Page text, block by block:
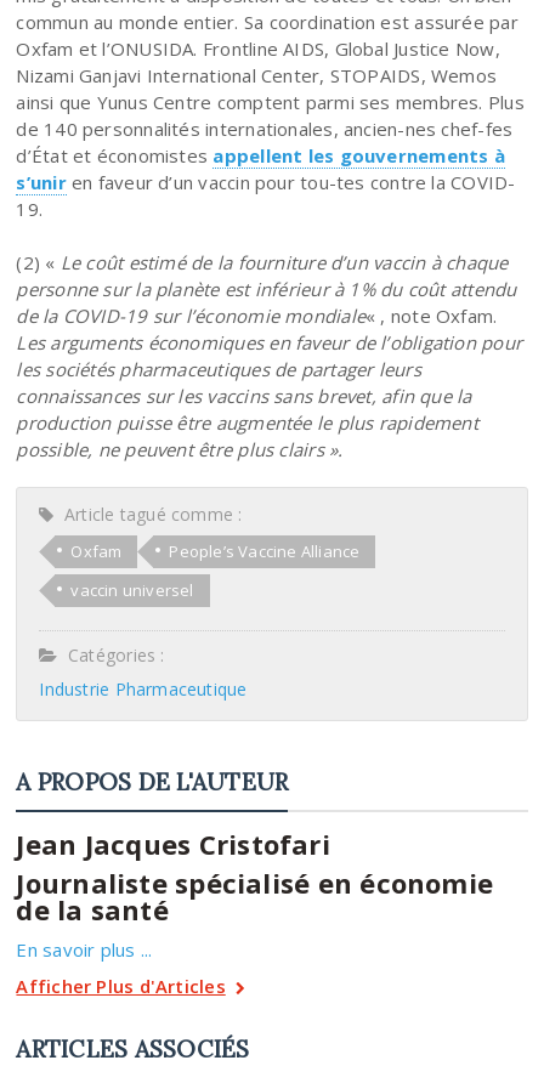
commun au monde entier. Sa coordination est assurée par
Oxfam et l’ONUSIDA. Frontline AIDS, Global Justice Now,
Nizami Ganjavi International Center, STOPAIDS, Wemos
ainsi que Yunus Centre comptent parmi ses membres. Plus
de 140 personnalités internationales, ancien-nes chef-fes
d’État et économistes appellent les gouvernements à
s’uniren faveur d’un vaccin pour tou-tes contre la COVID-
19.
(2) « Le coût estimé de la fourniture d’un vaccin à chaque
personne sur la planète est inférieur à 1% du coût attendu
de la COVID-19 sur l’économie mondiale« , note Oxfam.
Les arguments économiques en faveur de l’obligation pour
les sociétés pharmaceutiques de partager leurs
connaissances sur les vaccins sans brevet, afin que la
production puisse être augmentée le plus rapidement
possible, ne peuvent être plus clairs ».
Article tagué comme :
Oxfam
People’s Vaccine Alliance
vaccin universel
Catégories :
Industrie Pharmaceutique
A PROPOS DE L'AUTEUR
Jean Jacques Cristofari
Journaliste spécialisé en économie
de la santé
En savoir plus ...
Afficher Plus d'Articles
ARTICLES ASSOCIÉS